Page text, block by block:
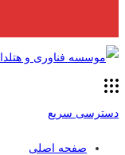
دسترسی سریع
صفحه اصلی